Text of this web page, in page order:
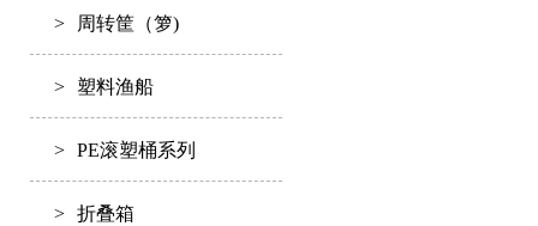
> 周转筐（箩)
> 塑料渔船
> PE滚塑桶系列
> 折叠箱